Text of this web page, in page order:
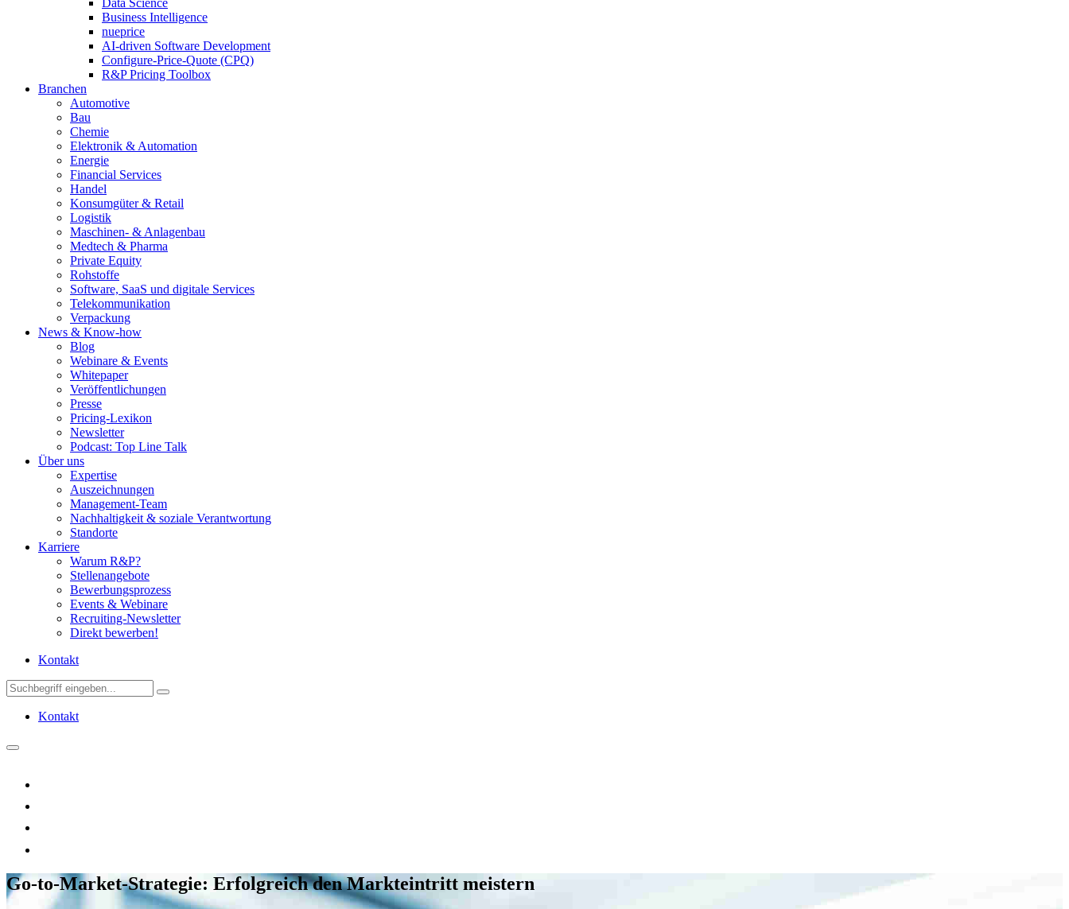
Data Science
Business Intelligence
nueprice
AI-driven Software Development
Configure-Price-Quote (CPQ)
R&P Pricing Toolbox
Branchen
Automotive
Bau
Chemie
Elektronik & Automation
Energie
Financial Services
Handel
Konsumgüter & Retail
Logistik
Maschinen- & Anlagenbau
Medtech & Pharma
Private Equity
Rohstoffe
Software, SaaS und digitale Services
Telekommunikation
Verpackung
News & Know-how
Blog
Webinare & Events
Whitepaper
Veröffentlichungen
Presse
Pricing-Lexikon
Newsletter
Podcast: Top Line Talk
Über uns
Expertise
Auszeichnungen
Management-Team
Nachhaltigkeit & soziale Verantwortung
Standorte
Karriere
Warum R&P?
Stellenangebote
Bewerbungsprozess
Events & Webinare
Recruiting-Newsletter
Direkt bewerben!
Kontakt
Kontakt
Go-to-Market-Strategie: Erfolgreich den Markteintritt meistern